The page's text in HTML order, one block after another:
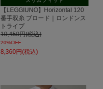
【LEGGIUNO】Horizontal 120
番手双糸 ブロード｜ロンドンス
トライプ
10,450円(税込)
20%OFF
8,360円(税込)